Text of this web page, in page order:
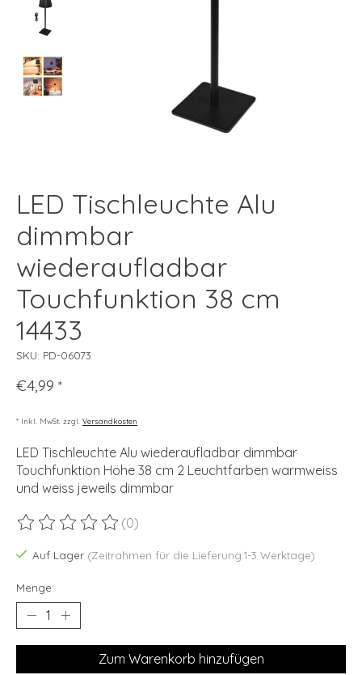
LED Tischleuchte Alu
dimmbar
wiederaufladbar
Touchfunktion 38 cm
14433
SKU: PD-06073
€4,99 *
* Inkl. MwSt. zzgl. Versandkosten
LED Tischleuchte Alu wiederaufladbar dimmbar
Touchfunktion Höhe 38 cm 2 Leuchtfarben warmweiss
und weiss jeweils dimmbar
Die Bewertung dieses Produkts ist
(0)
Auf Lager (Zeitrahmen für die Lieferung:1-3 Werktage)
Menge:
Zum Warenkorb hinzufügen